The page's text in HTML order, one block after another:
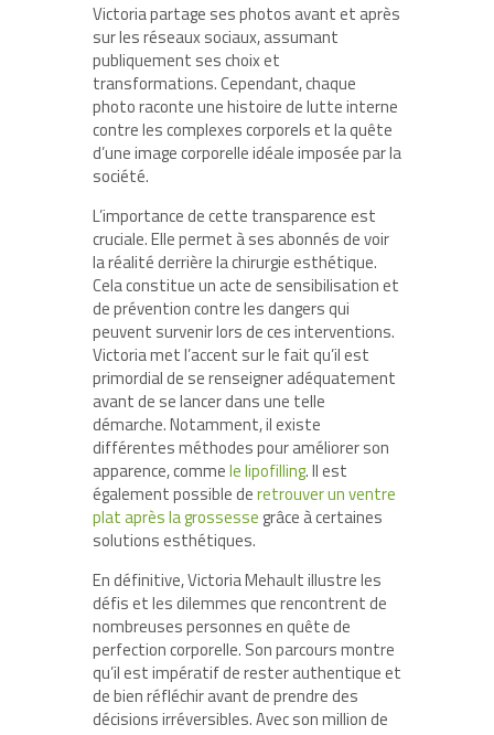
Victoria partage ses photos avant et après
sur les réseaux sociaux, assumant
publiquement ses choix et
transformations. Cependant, chaque
photo raconte une histoire de lutte interne
contre les complexes corporels et la quête
d’une image corporelle idéale imposée par la
société.
L’importance de cette transparence est
cruciale. Elle permet à ses abonnés de voir
la réalité derrière la chirurgie esthétique.
Cela constitue un acte de sensibilisation et
de prévention contre les dangers qui
peuvent survenir lors de ces interventions.
Victoria met l’accent sur le fait qu’il est
primordial de se renseigner adéquatement
avant de se lancer dans une telle
démarche. Notamment, il existe
différentes méthodes pour améliorer son
apparence, commele lipofilling. Il est
également possible deretrouver un ventre
plat après la grossesse grâce à certaines
solutions esthétiques.
En définitive, Victoria Mehault illustre les
défis et les dilemmes que rencontrent de
nombreuses personnes en quête de
perfection corporelle. Son parcours montre
qu’il est impératif de rester authentique et
de bien réfléchir avant de prendre des
décisions irréversibles. Avec son million de